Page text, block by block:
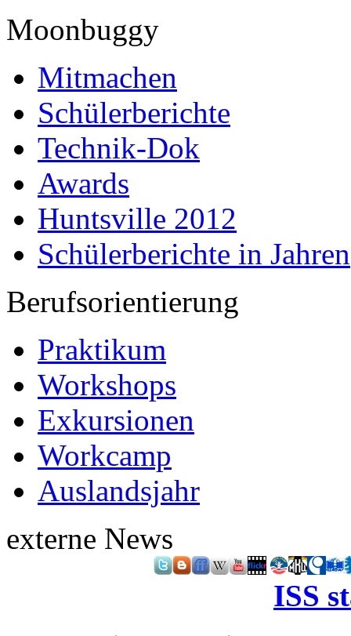
Moonbuggy
Mitmachen
Schülerberichte
Technik-Dok
Awards
Huntsville 2012
Schülerberichte in Jahren
Berufsorientierung
Praktikum
Workshops
Exkursionen
Workcamp
Auslandsjahr
externe News
ISS